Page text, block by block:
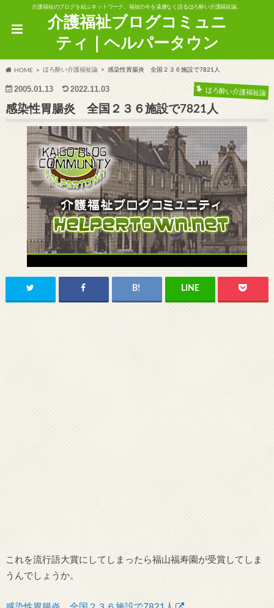
介護福祉のブログを結ぶネットワーク。福祉の今を遠慮なく語るほろ酔い介護福祉論。
介護福祉ブログコミュニ
ティ｜ヘルパータウン
HOME ほろ酔い介護福祉論 感染性胃腸炎 全国２３６施設で7821人
2005.01.13 2022.11.03 ほろ酔い介護福祉論
感染性胃腸炎 全国２３６施設で7821人
これを流行語大賞にしてしまったら福山福寿園が受賞してしま
うんでしょうか。